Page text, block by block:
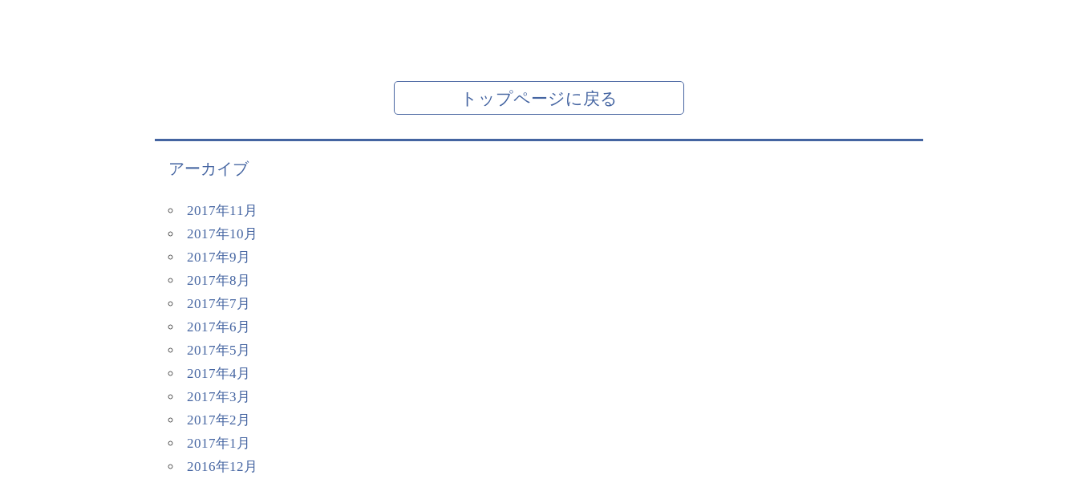
トップページに戻る
アーカイブ
2017年11月
2017年10月
2017年9月
2017年8月
2017年7月
2017年6月
2017年5月
2017年4月
2017年3月
2017年2月
2017年1月
2016年12月